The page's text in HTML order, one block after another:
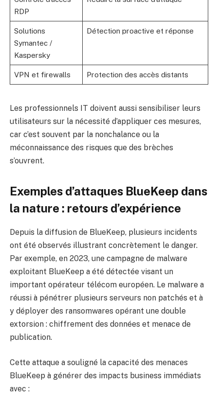
RDP
Solutions
Symantec /
Kaspersky
Détection proactive et réponse
VPN et firewalls Protection des accès distants
Les professionnels IT doivent aussi sensibiliser leurs
utilisateurs sur la nécessité d’appliquer ces mesures,
car c’est souvent par la nonchalance ou la
méconnaissance des risques que des brèches
s’ouvrent.
Exemples d’attaques BlueKeep dans
la nature : retours d’expérience
Depuis la diffusion de BlueKeep, plusieurs incidents
ont été observés illustrant concrètement le danger.
Par exemple, en 2023, une campagne de malware
exploitant BlueKeep a été détectée visant un
important opérateur télécom européen. Le malware a
réussi à pénétrer plusieurs serveurs non patchés et à
y déployer des ransomwares opérant une double
extorsion : chiffrement des données et menace de
publication.
Cette attaque a souligné la capacité des menaces
BlueKeep à générer des impacts business immédiats
avec :